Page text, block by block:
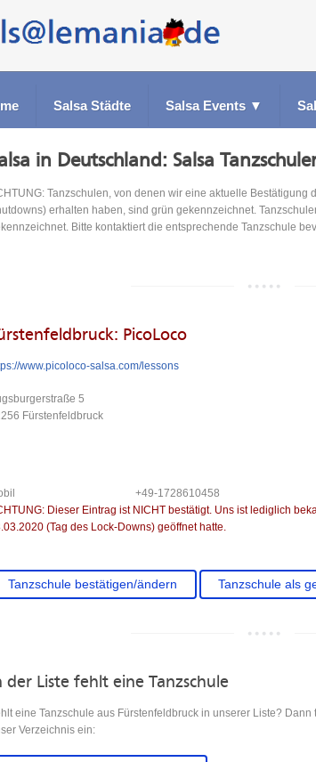
Salsa Städte Salsa Events ▼
in Deutschland: Salsa
Tanzschulen, von denen wir eine aktuelle Bestätigung
erhalten haben, sind grün gekennzeichnet.
Bitte kontaktiert die entsprechende Tanzschule
PicoLoco
www.picoloco-salsa.com/lessons
5
Fürstenfeldbruck
+49-1728610458
Dieser Eintrag ist NICHT bestätigt. Uns ist lediglich
(Tag des Lock-Downs) geöffnet hatte.
Tanzschule bestätigen/ändern Tanzschule als
der Liste fehlt eine Tanzschule
eine Tanzschule aus Fürstenfeldbruck in unserer Liste?
Verzeichnis ein: